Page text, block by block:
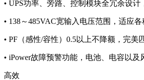
• UPS功率、旁路、控制模块全冗余设
• 138～485VAC宽输入电压范围，适应
• PF（感性/容性）0.5以上不降额，完美
• iPower故障预警功能，电池、电容以
高效